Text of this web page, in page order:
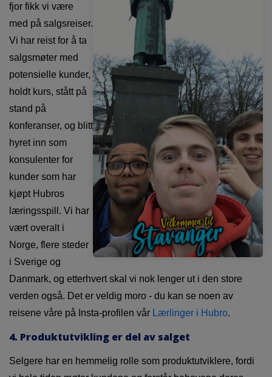
fjor fikk vi være
med på salgsreiser.
Vi har reist for å ta
salgsmøter med
potensielle kunder,
holdt kurs, stått på
stand på
konferanser, og blitt
hyret inn som
konsulenter for
kunder som har
kjøpt Hubros
læringsspill. Vi har
vært overalt i
Norge, flere steder
i Sverige og
Danmark, og etterhvert skal vi nok lenger ut i den store
verden også. Det er veldig moro - du kan se noen av
reisene våre på Insta-profilen vår Lærlinger i Hubro.
4. Produktutvikling er del av salget
Selgere har en hemmelig rolle som produktutviklere, fordi